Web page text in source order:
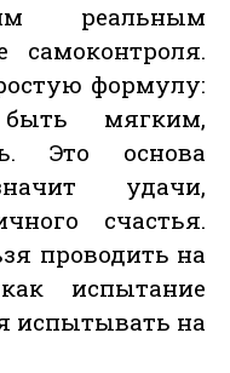
реальным
самоконтроля.
формулу:
мягким,
Это основа
удачи,
счастья.
проводить на
испытание
испытывать на